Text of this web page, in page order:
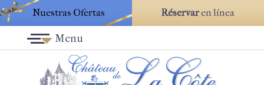
Nuestras Ofertas Réservaren línea
Menu